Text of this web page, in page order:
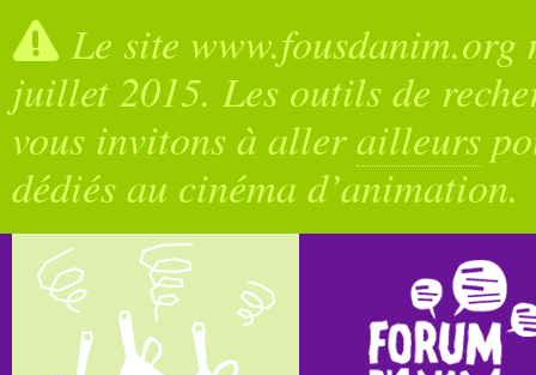
Le site
juillet 2015. Les outils de
vous invitons à allerailleurs
dédiés au cinéma d’animation.